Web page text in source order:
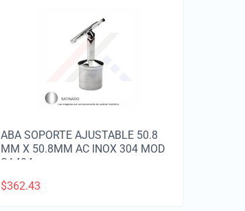
ABA SOPORTE AJUSTABLE 50.8
MM X 50.8MM AC INOX 304 MOD
SA404
$362.43